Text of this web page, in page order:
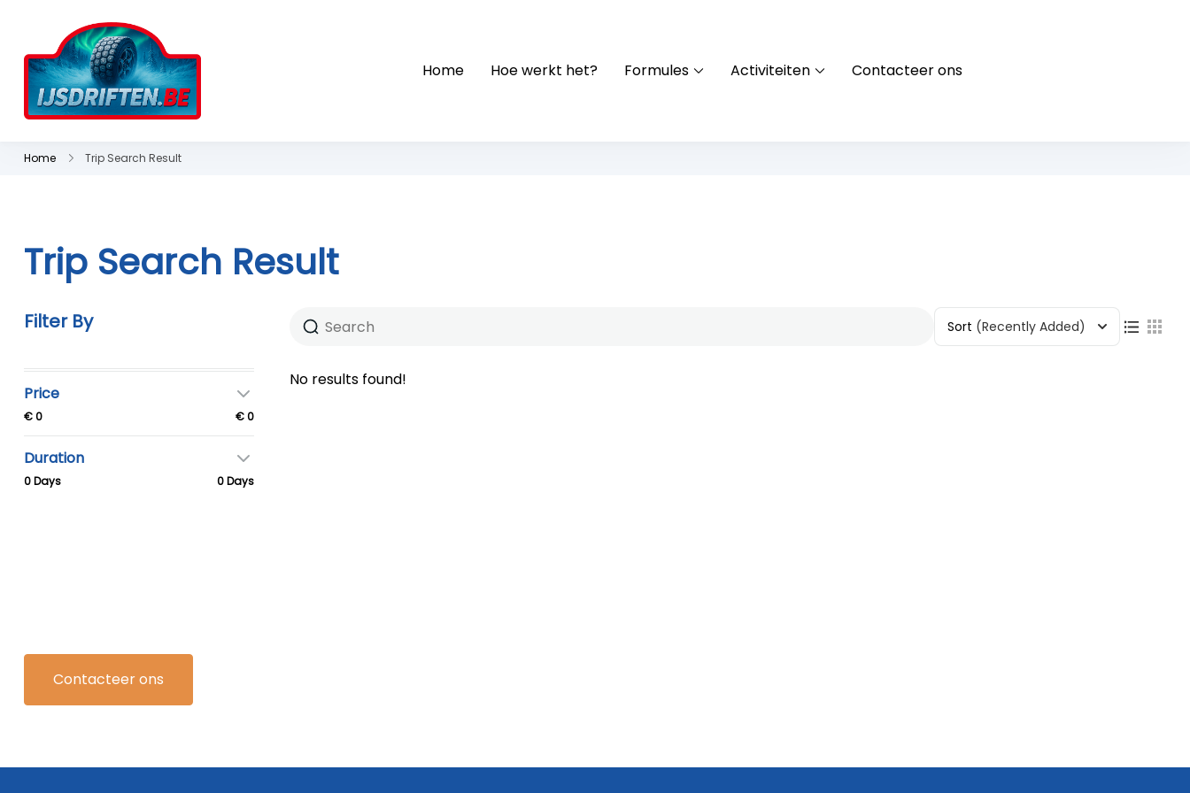
inhoud
Home Hoe werkt het? Formules Activiteiten Contacteer ons
Home Trip Search Result
Trip Search Result
Filter By
Price
€ 0 € 0
Duration
0 Days 0 Days
Sort (Recently Added)
No results found!
Contacteer ons